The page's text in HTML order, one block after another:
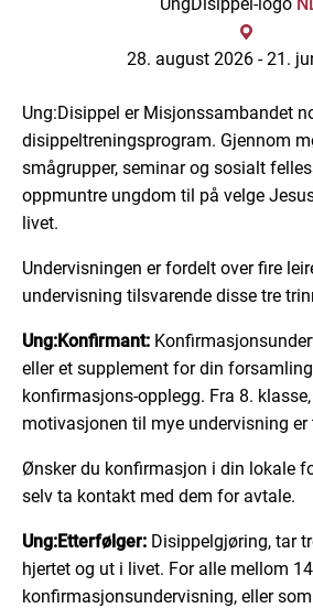
28. august 2026 -21.
Ung:Disippel er Misjonssambandet
disippeltreningsprogram. Gjennom
smågrupper, seminar og sosialt
oppmuntre ungdom til på velge
livet.
Undervisningen er fordelt over fire
undervisning tilsvarende disse tre
Ung:Konfirmant:
eller et supplement for din
konfirmasjons-opplegg. Fra 8.
motivasjonen til mye undervisning er
Ønsker du konfirmasjon i din lokale
selv ta kontakt med dem for avtale.
Ung:Etterfølger: Disippelgjøring, tar
hjertet og ut i livet. For alle mellom
konfirmasjonsundervisning, eller